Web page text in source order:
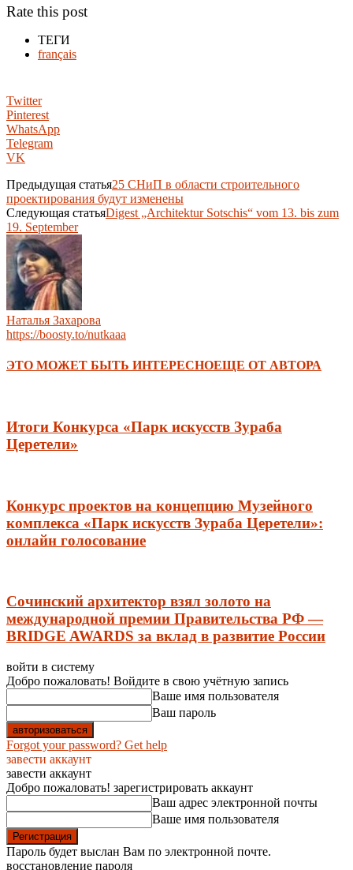
Rate this post
ТЕГИ
français
Twitter
Pinterest
WhatsApp
Telegram
VK
Предыдущая статья25 СНиП в области строительного
проектирования будут изменены
Следующая статьяDigest „Architektur Sotschis“ vom 13. bis zum
19. September
Наталья Захарова
https://boosty.to/nutkaaa
ЭТО МОЖЕТ БЫТЬ ИНТЕРЕСНОЕЩЕ ОТ АВТОРА
Итоги Конкурса «Парк искусств Зураба
Церетели»
Конкурс проектов на концепцию Музейного
комплекса «Парк искусств Зураба Церетели»:
онлайн голосование
Сочинский архитектор взял золото на
международной премии Правительства РФ —
BRIDGE AWARDS за вклад в развитие России
войти в систему
Добро пожаловать! Войдите в свою учётную запись
Ваше имя пользователя
Ваш пароль
Forgot your password? Get help
завести аккаунт
завести аккаунт
Добро пожаловать! зарегистрировать аккаунт
Ваш адрес электронной почты
Ваше имя пользователя
Пароль будет выслан Вам по электронной почте.
восстановление пароля